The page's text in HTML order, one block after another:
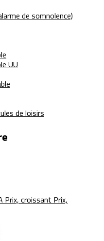
de somnolence)
UU
de loisirs
Prix, croissant Prix,